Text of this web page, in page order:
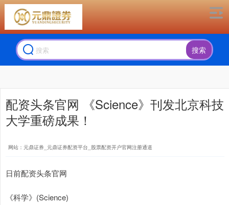
搜索
配资头条官网 《Science》刊发北京科技
大学重磅成果！
网站：元鼎证券_元鼎证券配资平台_股票配资开户官网注册通道
日前配资头条官网
《科学》(Science)